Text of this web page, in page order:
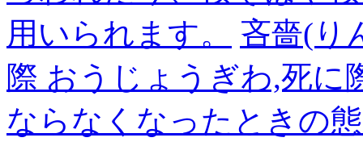
用いられます。
吝嗇(り
際 おうじょうぎわ,死に
ならなくなったときの